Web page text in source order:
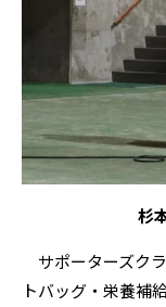
杉
サポーターズク
トバッグ・栄養補